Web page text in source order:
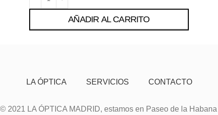
AÑADIR AL CARRITO
LA ÓPTICA SERVICIOS CONTACTO
© 2021 LA ÓPTICA MADRID, estamos en Paseo de la Habana